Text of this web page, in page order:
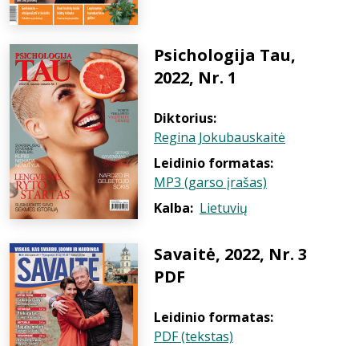
Psichologija Tau,
2022, Nr. 1
Diktorius:
Regina Jokubauskaitė
Leidinio formatas:
MP3 (garso įrašas)
Kalba: Lietuvių
Savaitė, 2022, Nr. 3
PDF
Leidinio formatas:
PDF (tekstas)